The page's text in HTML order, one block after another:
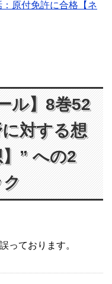
：原付免許に合格【ネ
ル】8巻52
対する想
” への2
ク
っております。